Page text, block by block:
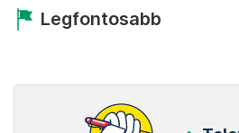
Legfontosabb